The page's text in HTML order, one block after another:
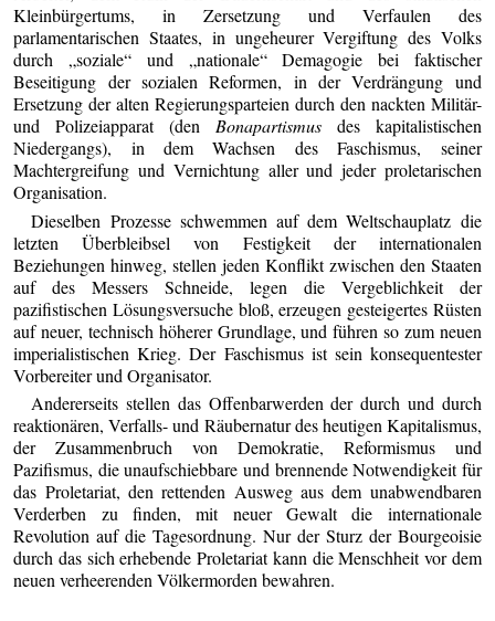
Kleinbürgertums, in Zersetzung und Verfaulen des
parlamentarischen Staates, in ungeheurer Vergiftung des Volks
durch „soziale“ und „nationale“ Demagogie bei faktischer
Beseitigung der sozialen Reformen, in der Verdrängung und
Ersetzung der alten Regierungsparteien durch den nackten Militär-
und Polizeiapparat (den Bonapartismusdes kapitalistischen
Niedergangs), in dem Wachsen des Faschismus, seiner
Machtergreifung und Vernichtung aller und jeder proletarischen
Organisation.
Dieselben Prozesse schwemmen auf dem Weltschauplatz die
letzten Überbleibsel von Festigkeit der internationalen
Beziehungen hinweg, stellen jeden Konflikt zwischen den Staaten
auf des Messers Schneide, legen die Vergeblichkeit der
pazifistischen Lösungsversuche bloß, erzeugen gesteigertes Rüsten
auf neuer, technisch höherer Grundlage, und führen so zum neuen
imperialistischen Krieg. Der Faschismus ist sein konsequentester
Vorbereiter und Organisator.
Andererseits stellen das Offenbarwerden der durch und durch
reaktionären, Verfalls- und Räubernatur des heutigen Kapitalismus,
der Zusammenbruch von Demokratie, Reformismus und
Pazifismus, die unaufschiebbare und brennende Notwendigkeit für
das Proletariat, den rettenden Ausweg aus dem unabwendbaren
Verderben zu finden, mit neuer Gewalt die internationale
Revolution auf die Tagesordnung. Nur der Sturz der Bourgeoisie
durch das sich erhebende Proletariat kann die Menschheit vor dem
neuen verheerenden Völkermorden bewahren.